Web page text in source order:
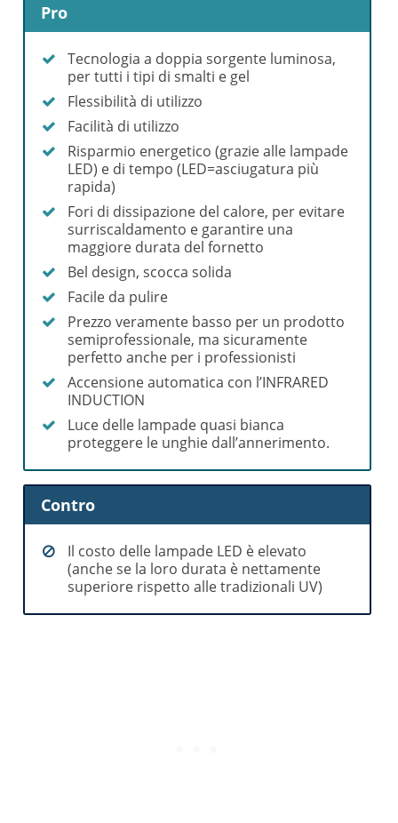
Pro
Tecnologia a doppia sorgente luminosa,
per tutti i tipi di smalti e gel
Flessibilità di utilizzo
Facilità di utilizzo
Risparmio energetico (grazie alle lampade
LED) e di tempo (LED=asciugatura più
rapida)
Fori di dissipazione del calore, per evitare
surriscaldamento e garantire una
maggiore durata del fornetto
Bel design, scocca solida
Facile da pulire
Prezzo veramente basso per un prodotto
semiprofessionale, ma sicuramente
perfetto anche per i professionisti
Accensione automatica con l’INFRARED
INDUCTION
Luce delle lampade quasi bianca
proteggere le unghie dall’annerimento.
Contro
Il costo delle lampade LED è elevato
(anche se la loro durata è nettamente
superiore rispetto alle tradizionali UV)